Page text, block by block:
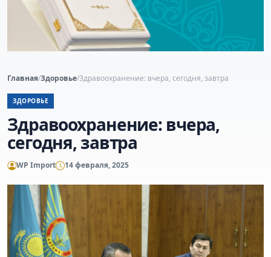
Главная/Здоровье/Здравоохранение: вчера, сегодня, завтра
ЗДОРОВЬЕ
Здравоохранение: вчера,
сегодня, завтра
WP Import 14 февраля, 2025